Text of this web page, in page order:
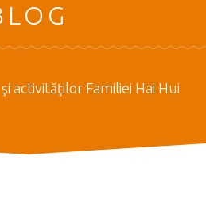
activităţilor Familiei Hai Hui